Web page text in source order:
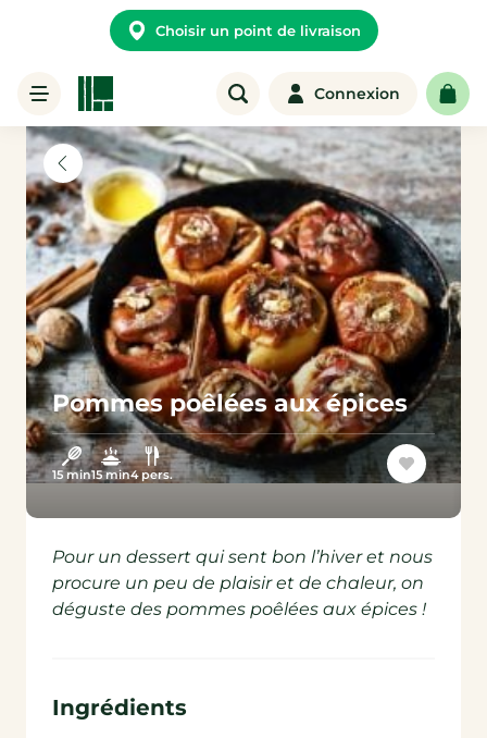
Choisir un point de livraison
Connexion
Pommes poêlées aux épices
15 min15 min4 pers.
Pour un dessert qui sent bon l’hiver et nous
procure un peu de plaisir et de chaleur, on
déguste des pommes poêlées aux épices !
Ingrédients